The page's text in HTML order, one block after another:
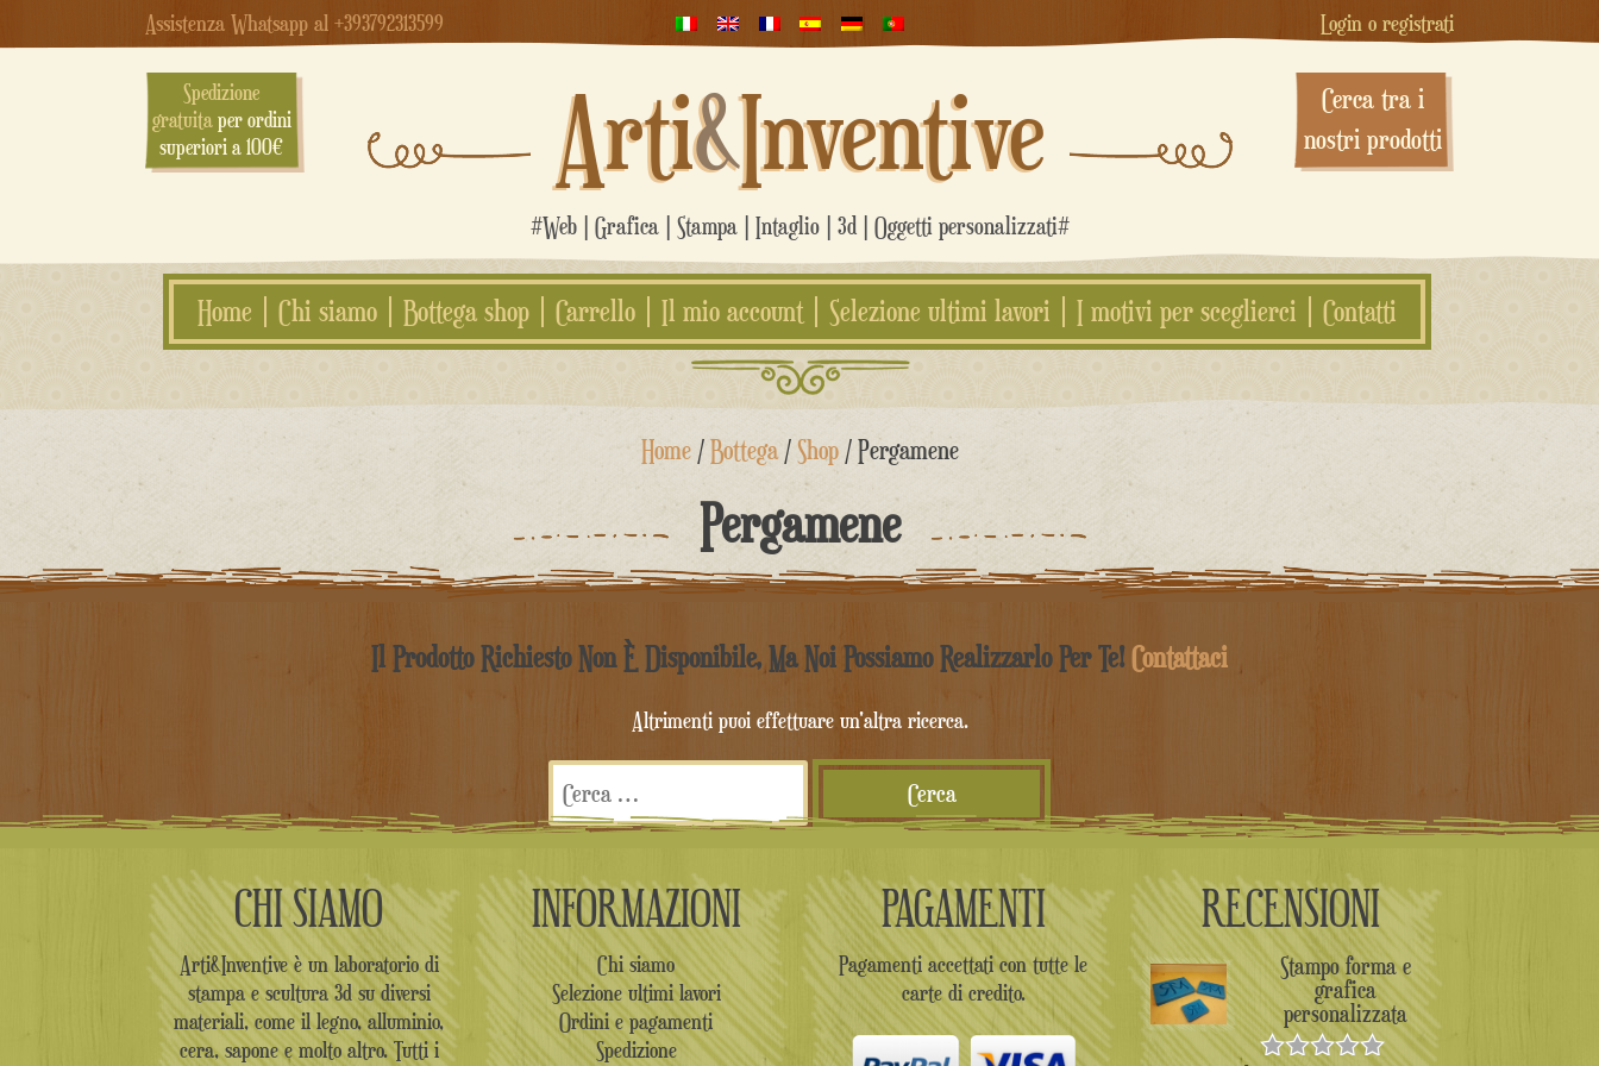
Assistenza Whatsapp al +393792313599 Login o registrati
Spedizione
gratuitaper ordini
superiori a 100€
Arti&Inventive
#Web | Grafica | Stampa | Intaglio | 3d | Oggetti personalizzati#
Cerca tra i
nostri prodotti
Home Chi siamo Bottega shop Carrello Il mio account Selezione ultimi lavori I motivi per sceglierci Contatti
Salta
contenuto
Home/Bottega/Shop/ Pergamene
Pergamene
Il Prodotto Richiesto Non È Disponibile, Ma Noi Possiamo Realizzarlo Per Te! Contattaci
Altrimenti puoi effettuare un'altra ricerca.
Ricerca
per:
CHI SIAMO
Arti&Inventive è un laboratorio di
stampa e scultura 3d su diversi
materiali, come il legno, alluminio,
cera, sapone e molto altro. Tutti i
INFORMAZIONI
Chi siamo
Selezione ultimi lavori
Ordini e pagamenti
Spedizione
PAGAMENTI
Pagamenti accettati con tutte le
carte di credito.
RECENSIONI
Stampo forma e
grafica
personalizzata